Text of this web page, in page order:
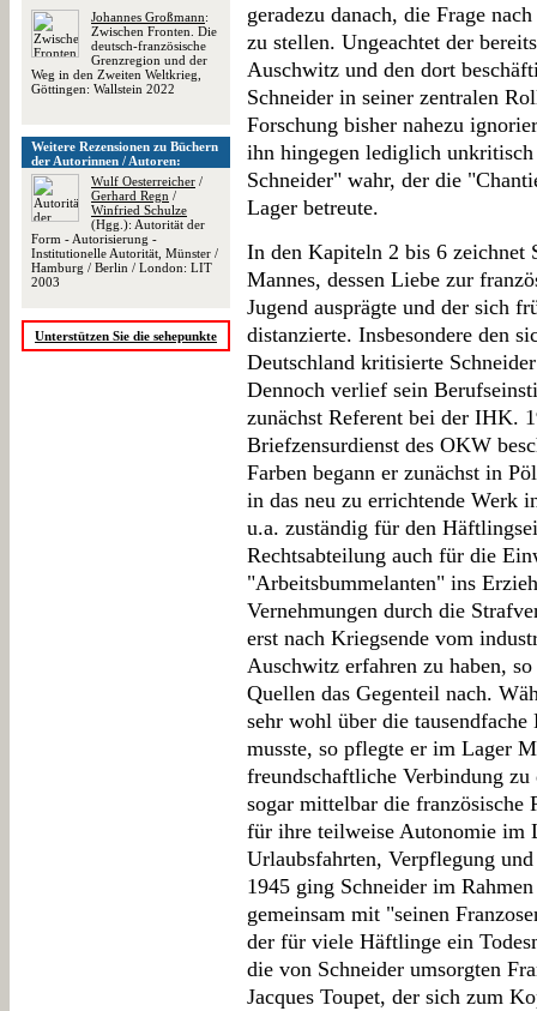
Johannes Großmann:
Zwischen Fronten. Die
deutsch-französische
Grenzregion und der
Weg in den Zweiten Weltkrieg,
Göttingen: Wallstein 2022
Weitere Rezensionen zu Büchern
der Autorinnen / Autoren:
Wulf Oesterreicher /
Gerhard Regn /
Winfried Schulze
(Hgg.): Autorität der
Form - Autorisierung -
Institutionelle Autorität, Münster /
Hamburg / Berlin / London: LIT
2003
Unterstützen Sie die sehepunkte
geradezu danach, die Frage
zu stellen. Ungeachtet der
Auschwitz und den dort
Schneider in seiner zentralen
Forschung bisher nahezu
ihn hingegen lediglich unkritisch
Schneider" wahr, der die
Lager betreute.
In den Kapiteln 2 bis 6 zeichnet
Mannes, dessen Liebe zur
Jugend ausprägte und der sich
distanzierte. Insbesondere den
Deutschland kritisierte
Dennoch verlief sein
zunächst Referent bei der IHK.
Briefzensurdienst des OKW
Farben begann er zunächst in
in das neu zu errichtende Werk
u.a. zuständig für den
Rechtsabteilung auch für die
"Arbeitsbummelanten" ins
Vernehmungen durch die
erst nach Kriegsende vom
Auschwitz erfahren zu haben,
Quellen das Gegenteil nach.
sehr wohl über die
musste, so pflegte er im Lager
freundschaftliche Verbindung zu
sogar mittelbar die französische
für ihre teilweise Autonomie im
Urlaubsfahrten, Verpflegung
1945 ging Schneider im
gemeinsam mit "seinen
der für viele Häftlinge ein
die von Schneider umsorgten
Jacques Toupet, der sich zum